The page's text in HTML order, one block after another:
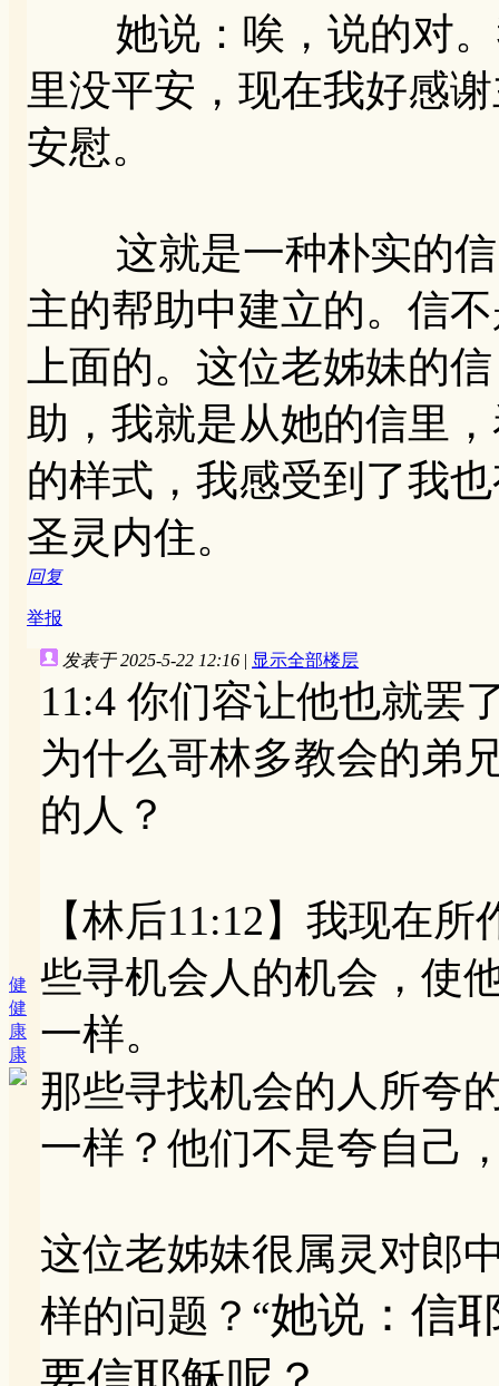
她说：唉，说的对。
里没平安，现在我好感
安慰。
这就是一种朴实的信
主的帮助中建立的。信
上面的。这位老姊妹的
助，我就是从她的信里
的样式，我感受到了我
圣灵内住。
回复
举报
健
健
康
康
发表于 2025-5-22 12:16 | 显示全部楼层
11:4 你们容让他也就罢
为什么哥林多教会的弟
的人？
【林后11:12】我现在
些寻机会人的机会，使
一样。
那些寻找机会的人所夸
一样？他们不是夸自己
这位老姊妹很属灵对郎
样的问题？“她说：信